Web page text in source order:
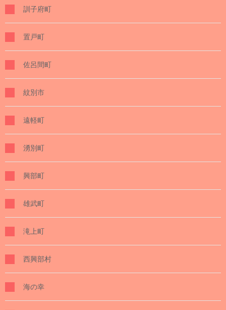
訓子府町
置戸町
佐呂間町
紋別市
遠軽町
湧別町
興部町
雄武町
滝上町
西興部村
海の幸